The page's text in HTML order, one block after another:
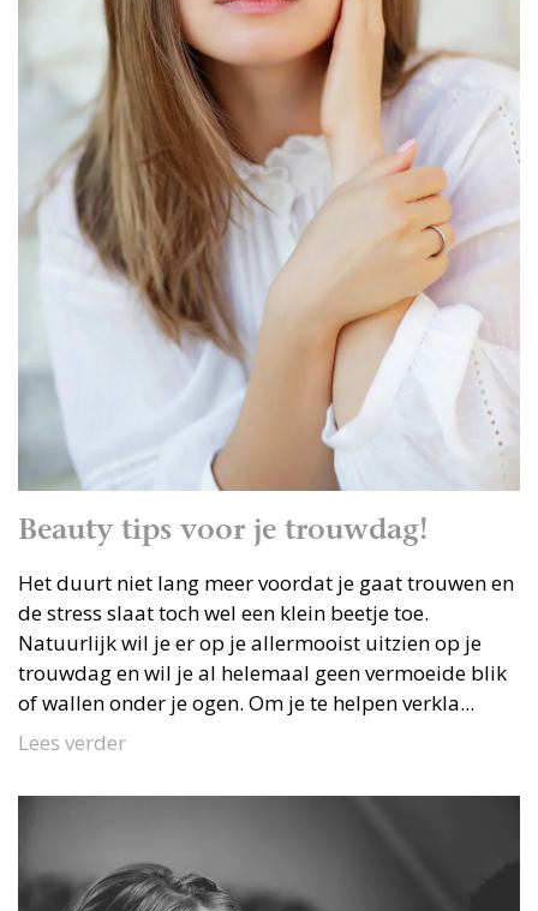
Beauty tips voor je trouwdag!
Het duurt niet lang meer voordat je gaat trouwen en
de stress slaat toch wel een klein beetje toe.
Natuurlijk wil je er op je allermooist uitzien op je
trouwdag en wil je al helemaal geen vermoeide blik
of wallen onder je ogen. Om je te helpen verkla...
Lees verder